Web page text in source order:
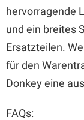
hervorragende
und ein breites
Ersatzteilen.
für den
Donkey eine
FAQs: